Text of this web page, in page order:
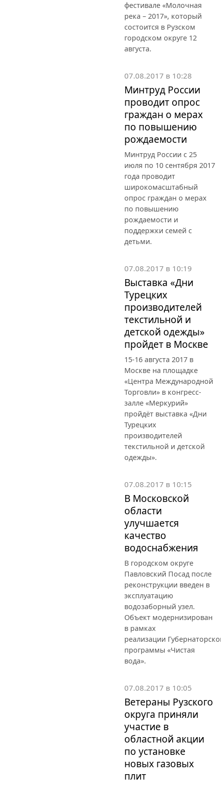
фестивале «Молочная
река – 2017», который
состоится в Рузском
городском округе 12
августа.
07.08.2017 в 10:28
Минтруд России
проводит опрос
граждан о мерах
по повышению
рождаемости
Минтруд России с 25
июля по 10 сентября 2017
года проводит
широкомасштабный
опрос граждан о мерах
по повышению
рождаемости и
поддержки семей с
детьми.
07.08.2017 в 10:19
Выставка «Дни
Турецких
производителей
текстильной и
детской одежды»
пройдет в Москве
15-16 августа 2017 в
Москве на площадке
«Центра Международной
Торговли» в конгресс-
залле «Меркурий»
пройдёт выставка «Дни
Турецких
производителей
текстильной и детской
одежды».
07.08.2017 в 10:15
В Московской
области
улучшается
качество
водоснабжения
В городском округе
Павловский Посад после
реконструкции введен в
эксплуатацию
водозаборный узел.
Объект модернизирован
в рамках
реализации
программы «Чистая
вода».
07.08.2017 в 10:05
Ветераны Рузского
округа приняли
участие в
областной акции
по установке
новых газовых
плит